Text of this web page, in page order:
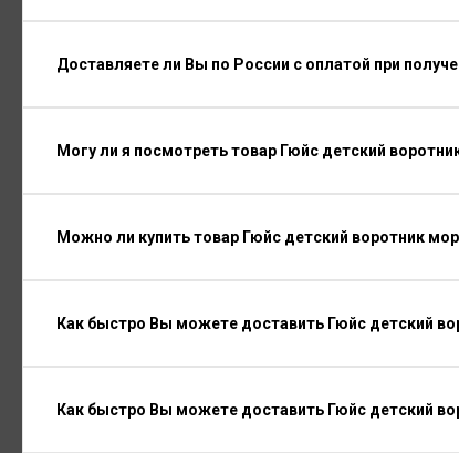
Доставляете ли Вы по России с оплатой при
Могу ли я посмотреть товар Гюйс детский
Можно ли купить товар Гюйс детский воротник
Как быстро Вы можете доставить Гюйс детский
Как быстро Вы можете доставить Гюйс детский